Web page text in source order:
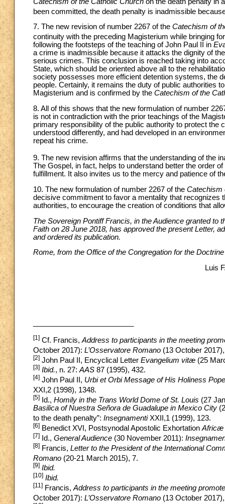
been committed, the death penalty is inadmissible
7. The new revision of number 2267 of the Catechism of
continuity with the preceding Magisterium while bringing
following the footsteps of the teaching of John Paul II in
a crime is inadmissible because it attacks the dignity of
serious crimes. This conclusion is reached taking into
State, which should be oriented above all to the
society possesses more efficient detention systems, the
people. Certainly, it remains the duty of public authorities
Magisterium and is confirmed by the Catechism of the
8. All of this shows that the new formulation of number
is not in contradiction with the prior teachings of the
primary responsibility of the public authority to protect
understood differently, and had developed in an
repeat his crime.
9. The new revision affirms that the understanding of the
The Gospel, in fact, helps to understand better the order
fulfillment. It also invites us to the mercy and patience of
10. The new formulation of number 2267 of the Catechism
decisive commitment to favor a mentality that recognizes
authorities, to encourage the creation of conditions that
The Sovereign Pontiff Francis, in the Audience granted to
Faith on 28 June 2018, has approved the present Letter,
and ordered its publication.
Rome, from the Office of the Congregation for the
Luis
[1] Cf. Francis, Address to participants in the meeting
October 2017): L’Osservatore Romano (13 October
[2] John Paul II, Encyclical Letter Evangelium vitæ (25
[3] Ibid., n. 27:AAS 87 (1995), 432.
[4] John Paul II, Urbi et Orbi Message of His Holiness
XXI,2 (1998), 1348.
[5] Id., Homily in the Trans World Dome of St. Louis (27
Basilica of Nuestra Señora de Guadalupe in Mexico City
to the death penalty”: InsegnamentiXXII,1 (1999), 123.
[6] Benedict XVI, Postsynodal Apostolic Exhortation Africæ
[7] Id., General Audience (30 November 2011):
[8] Francis, Letter to the President of the International
Romano (20-21 March 2015), 7.
[9] Ibid.
[10] Ibid.
[11] Francis, Address to participants in the meeting
October 2017): L’Osservatore Romano (13 October